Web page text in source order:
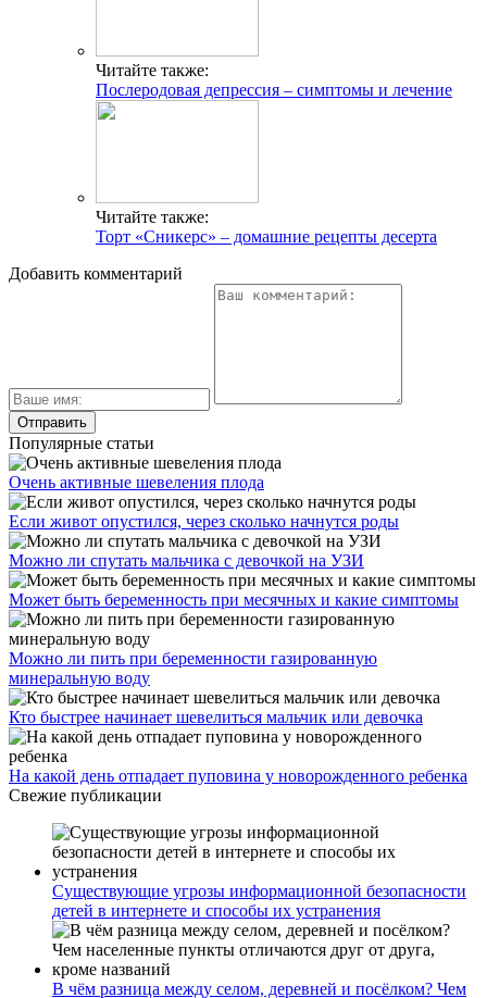
Читайте также:
Послеродовая депрессия – симптомы и лечение
Читайте также:
Торт «Сникерс» – домашние рецепты десерта
Добавить комментарий
Популярные статьи
Очень активные шевеления плода
Если живот опустился, через сколько начнутся роды
Можно ли спутать мальчика с девочкой на УЗИ
Может быть беременность при месячных и какие симптомы
Можно ли пить при беременности газированную
минеральную воду
Кто быстрее начинает шевелиться мальчик или девочка
На какой день отпадает пуповина у новорожденного ребенка
Свежие публикации
Существующие угрозы информационной безопасности
детей в интернете и способы их устранения
В чём разница между селом, деревней и посёлком? Чем